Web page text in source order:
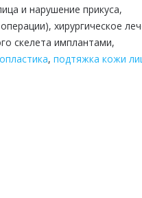
и нарушение прикуса,
хирургическое
скелета имплантами,
, подтяжка кожи